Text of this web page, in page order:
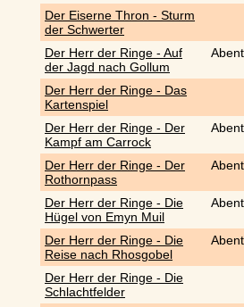
Der Eiserne Thron - Sturm
der Schwerter
Der Herr der Ringe - Auf
der Jagd nach Gollum
Der Herr der Ringe - Das
Kartenspiel
Der Herr der Ringe - Der
Kampf am Carrock
Der Herr der Ringe - Der
Rothornpass
Der Herr der Ringe - Die
Hügel von Emyn Muil
Der Herr der Ringe - Die
Reise nach Rhosgobel
Der Herr der Ringe - Die
Schlachtfelder